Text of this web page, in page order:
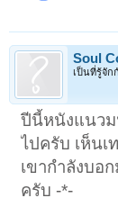
Soul
เป็นที่รู้จัก
ปีนี้หนังแนว
ไปครับ เห็นเ
เขากำลังบอ
ครับ -*-